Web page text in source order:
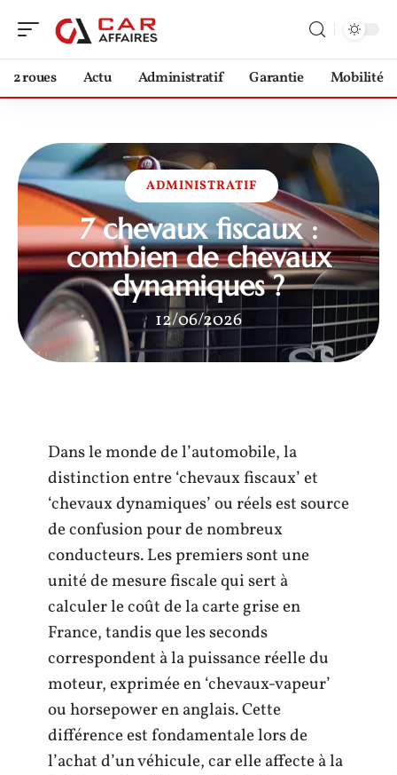
2 roues Actu Administratif Garantie Mobilité
ADMINISTRATIF
7 chevaux fiscaux :
combien de chevaux
dynamiques ?
12/06/2026
Dans le monde de l’automobile, la
distinction entre ‘chevaux fiscaux’ et
‘chevaux dynamiques’ ou réels est source
de confusion pour de nombreux
conducteurs. Les premiers sont une
unité de mesure fiscale qui sert à
calculer le coût de la carte grise en
France, tandis que les seconds
correspondent à la puissance réelle du
moteur, exprimée en ‘chevaux-vapeur’
ou horsepower en anglais. Cette
différence est fondamentale lors de
l’achat d’un véhicule, car elle affecte à la